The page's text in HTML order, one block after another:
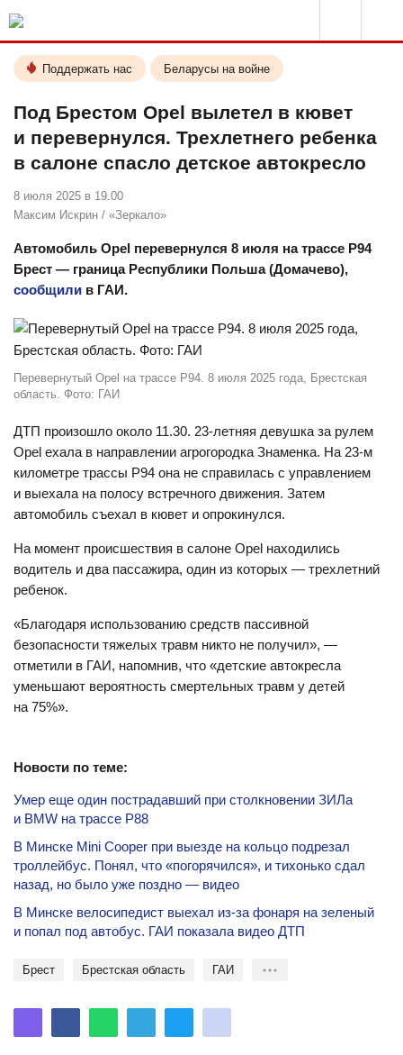
Поддержать нас Беларусы на войне
Под Брестом Opel вылетел в кювет
и перевернулся. Трехлетнего ребенка
в салоне спасло детское автокресло
8 июля 2025 в 19.00
Максим Искрин / «Зеркало»
Автомобиль Opel перевернулся 8 июля на трассе Р94
Брест — граница Республики Польша (Домачево),
сообщили в ГАИ.
Перевернутый Opel на трассе Р94. 8 июля 2025 года, Брестская
область. Фото: ГАИ
ДТП произошло около 11.30. 23-летняя девушка за рулем
Opel ехала в направлении агрогородка Знаменка. На 23-м
километре трассы Р94 она не справилась с управлением
и выехала на полосу встречного движения. Затем
автомобиль съехал в кювет и опрокинулся.
На момент происшествия в салоне Opel находились
водитель и два пассажира, один из которых — трехлетний
ребенок.
«Благодаря использованию средств пассивной
безопасности тяжелых травм никто не получил», —
отметили в ГАИ, напомнив, что «детские автокресла
уменьшают вероятность смертельных травм у детей
на 75%».
Новости по теме:
Умер еще один пострадавший при столкновении ЗИЛа
и BMW на трассе Р88
В Минске Mini Cooper при выезде на кольцо подрезал
троллейбус. Понял, что «погорячился», и тихонько сдал
назад, но было уже поздно — видео
В Минске велосипедист выехал из-за фонаря на зеленый
и попал под автобус. ГАИ показала видео ДТП
Брест Брестская область ГАИ